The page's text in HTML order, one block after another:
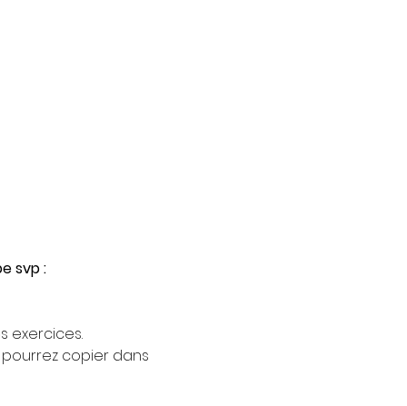
svp :
exercices.
copier dans